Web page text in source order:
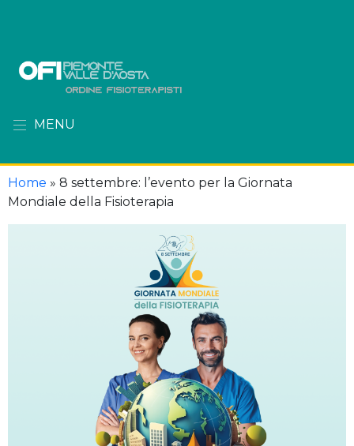
MENU
Home » 8 settembre: l’evento per la Giornata
Mondiale della Fisioterapia